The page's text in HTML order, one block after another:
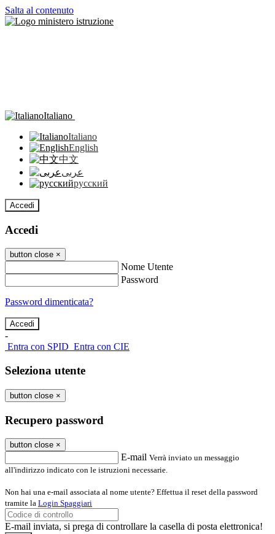
Salta al contenuto
Italiano
Italiano
English
中文
عربى
русский
Accedi
Accedi
button close ×
Nome Utente
Password
Password dimenticata?
-
Entra con SPID Entra con CIE
Seleziona utente
button close ×
Recupero password
button close ×
E-mail Verrà inviato un messaggio
all'indirizzo indicato con le istruzioni necessarie.
Non hai una e-mail associata al nome utente? Effettua il reset della password
tramite la Login Spaggiari
E-mail inviata, si prega di controllare la casella di posta elettronica!